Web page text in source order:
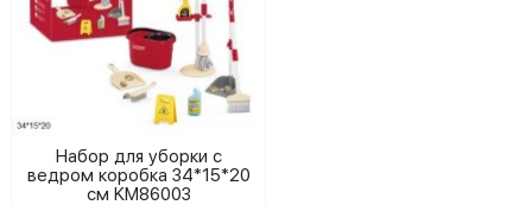
Набор для уборки с
ведром коробка 34*15*20
см KM86003